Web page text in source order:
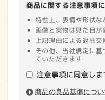
商品に関する注意事項
特性上、表情や形状な
画像と実物は見た目
上記理由による返品
その他、当社規定に
ていただきます
注意事項に同意しま
商品の良品基準につい